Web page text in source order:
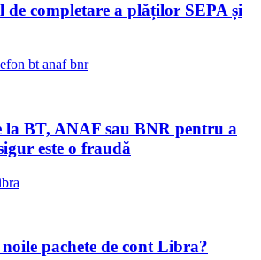
de completare a plăților SEPA și
la BT, ANAF sau BNR pentru a
este o fraudă
pachete de cont Libra?